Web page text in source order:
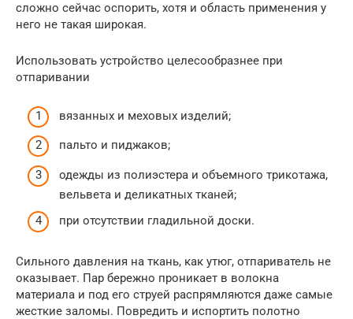
сложно сейчас оспорить, хотя и область применения у
него не такая широкая.
Использовать устройство целесообразнее при
отпаривании
вязанных и меховых изделий;
пальто и пиджаков;
одежды из полиэстера и объемного трикотажа,
вельвета и деликатных тканей;
при отсутствии гладильной доски.
Сильного давления на ткань, как утюг, отпариватель не
оказывает. Пар бережно проникает в волокна
материала и под его струей распрямляются даже самые
жесткие заломы. Повредить и испортить полотно